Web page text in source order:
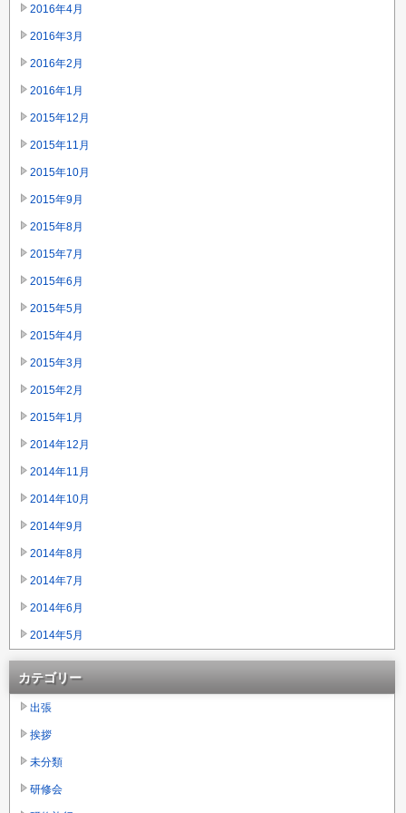
2016年4月
2016年3月
2016年2月
2016年1月
2015年12月
2015年11月
2015年10月
2015年9月
2015年8月
2015年7月
2015年6月
2015年5月
2015年4月
2015年3月
2015年2月
2015年1月
2014年12月
2014年11月
2014年10月
2014年9月
2014年8月
2014年7月
2014年6月
2014年5月
カテゴリー
出張
挨拶
未分類
研修会